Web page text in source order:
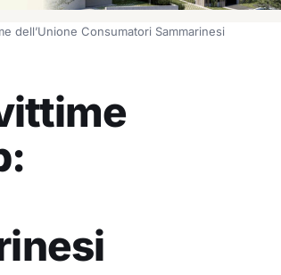
dell’Unione Consumatori Sammarinesi